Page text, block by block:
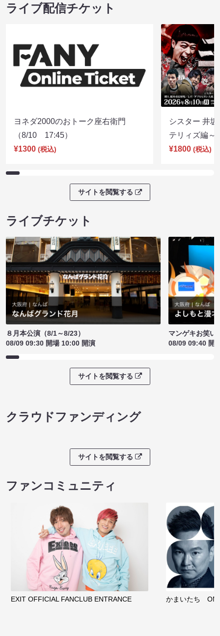
ライブ配信チケット
ヨネダ2000のおトーク座右衛門
（8/10 17:45）
¥1300 (税込)
シスター 井
テリィズ編
¥1800 (税込)
サイトを閲覧する
ライブチケット
８月本公演（8/1～8/23）
08/09 09:30 開場 10:00 開演
マンゲキお笑い
08/09 09:40 開
サイトを閲覧する
クラウドファンディング
サイトを閲覧する
ファンコミュニティ
EXIT OFFICIAL FANCLUB ENTRANCE かまいたち